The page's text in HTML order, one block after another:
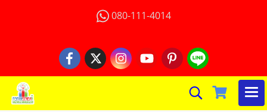
080-111-4014